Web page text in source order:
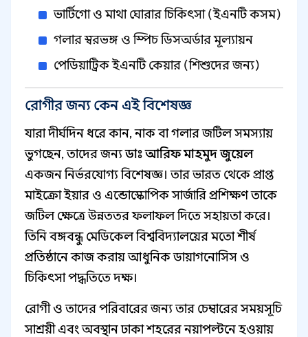
ভার্টিগো ও মাথা ঘোরার চিকিৎসা (ইএনটি কসম)
গলার স্বরভঙ্গ ও স্পিচ ডিসঅর্ডার মূল্যায়ন
পেডিয়াট্রিক ইএনটি কেয়ার (শিশুদের জন্য)
রোগীর জন্য কেন এই বিশেষজ্ঞ
যারা দীর্ঘদিন ধরে কান, নাক বা গলার জটিল সমস্যায়
ভুগছেন, তাদের জন্যডাঃ আরিফ মাহমুদ জুয়েল
একজন নির্ভরযোগ্য বিশেষজ্ঞ। তার ভারত থেকে প্রাপ্ত
মাইক্রো ইয়ার ও এন্ডোস্কোপিক সার্জারি প্রশিক্ষণ তাকে
জটিল ক্ষেত্রে উন্নততর ফলাফল দিতে সহায়তা করে।
তিনি বঙ্গবন্ধু মেডিকেল বিশ্ববিদ্যালয়ের মতো শীর্ষ
প্রতিষ্ঠানে কাজ করায় আধুনিক ডায়াগনোসিস ও
চিকিৎসা পদ্ধতিতে দক্ষ।
রোগী ও তাদের পরিবারের জন্য তার চেম্বারের সময়সূচি
সাশ্রয়ী এবং অবস্থান ঢাকা শহরের নয়াপল্টনে হওয়ায়